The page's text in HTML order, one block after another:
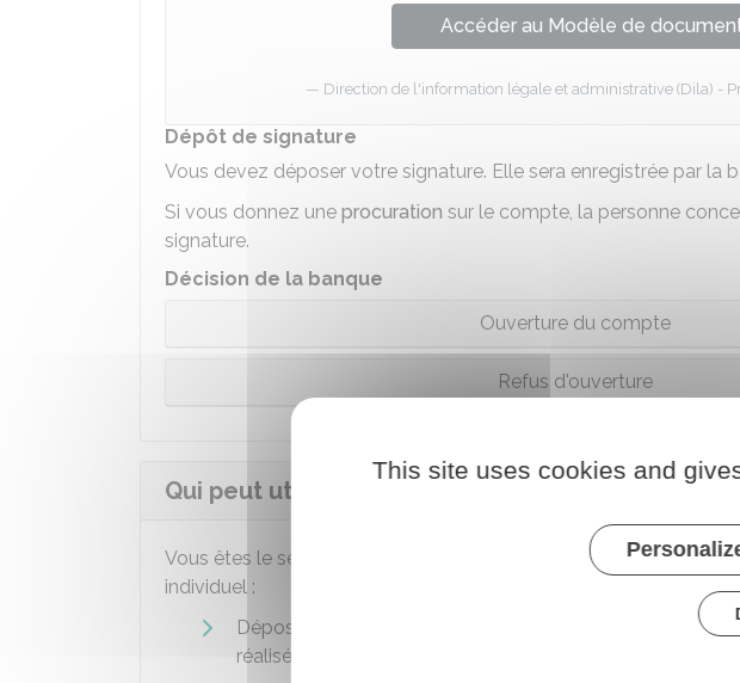
Accéder au Modèle de
Direction de l'information légale et administrative (Dila) -
Dépôt de signature
Vous devez déposer votre signature. Elle sera enregistrée par la
Si vous donnez une procuration sur le compte, la personne
signature.
Décision de la banque
Ouverture du compte
Refus d'ouverture
Qui peut utiliser un compte bancaire individuel ?
Vous êtes le seul à pouvoir effectuer les opérations suivantes
individuel :
Déposer et retirer des fonds sur le compte. Toutefois,
réalisées par une autre personne si vous lui
This site uses cookies and